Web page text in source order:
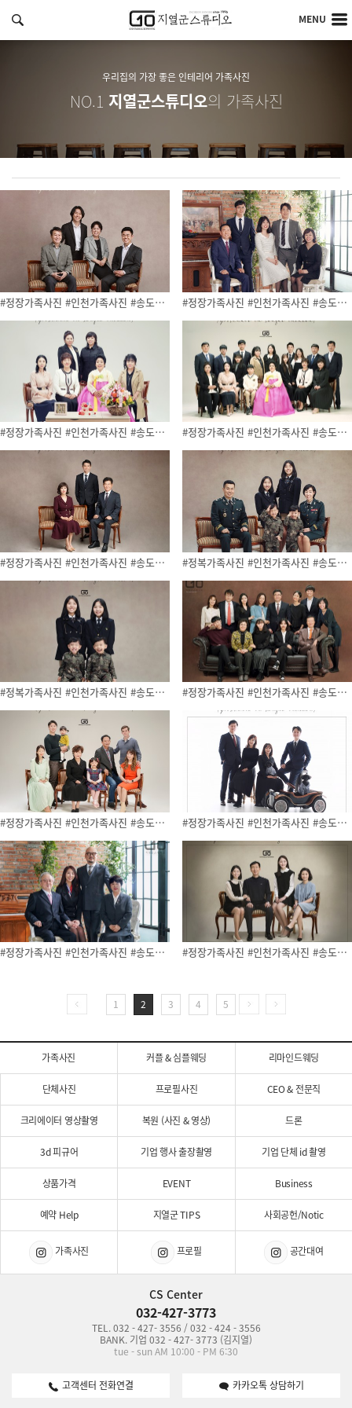
MENU
우리집의 가장 좋은 인테리어 가족사진
NO.1 지열군스튜디오의 가족사진
#정장가족사진 #인천가족사진 #송도사… #정장가족사진 #인천가족사진 #송도사…
#정장가족사진 #인천가족사진 #송도사… #정장가족사진 #인천가족사진 #송도사…
#정장가족사진 #인천가족사진 #송도사… #정복가족사진 #인천가족사진 #송도사…
#정복가족사진 #인천가족사진 #송도사… #정장가족사진 #인천가족사진 #송도사…
#정장가족사진 #인천가족사진 #송도사… #정장가족사진 #인천가족사진 #송도사…
#정장가족사진 #인천가족사진 #송도사… #정장가족사진 #인천가족사진 #송도사…
1 2 3 4 5
가족사진 커플 & 심플웨딩 리마인드웨딩
단체사진 프로필사진 CEO & 전문직
크리에이터 영상촬영 복원 (사진 & 영상) 드론
3d 피규어 기업 행사 출장촬영 기업 단체 id 촬영
상품가격 EVENT Business
예약 Help 지열군 TIPS 사회공헌/Notic
가족사진 프로필 공간대여
CS Center
032-427-3773
TEL. 032 - 427- 3556 / 032 - 424 - 3556
BANK. 기업 032 - 427- 3773 (김지열)
tue - sun AM 10:00 - PM 6:30
고객센터 전화연결 카카오톡 상담하기